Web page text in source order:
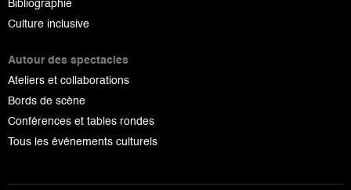
Bibliographie
Culture inclusive
Autour des spectacles
Ateliers et collaborations
Bords de scène
Conférences et tables rondes
Tous les événements culturels